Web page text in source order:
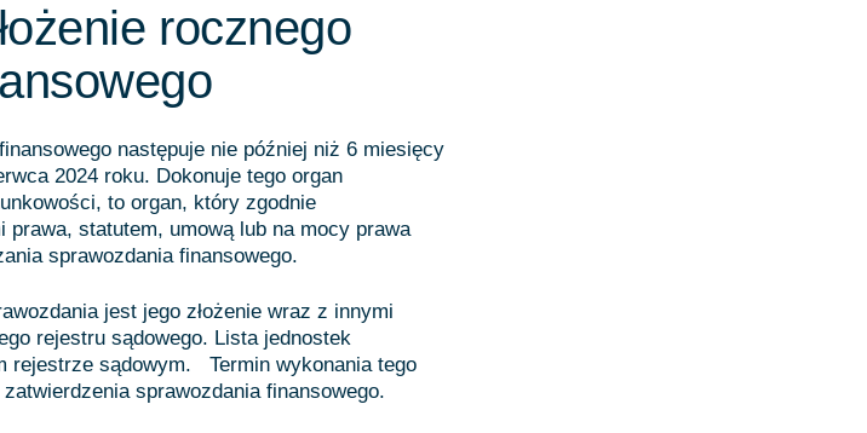
rocznego
następuje nie później niż 6 miesięcy
2024 roku. Dokonuje tego organ
to organ, który zgodnie
statutem, umową lub na mocy prawa
sprawozdania finansowego.
jest jego złożenie wraz z innymi
rejestru sądowego. Lista jednostek
rejestrze sądowym. Termin wykonania tego
sprawozdania finansowego.